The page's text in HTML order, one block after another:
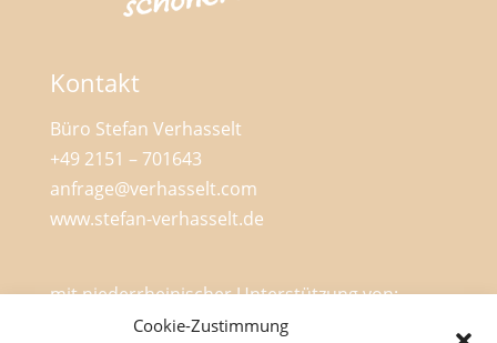
Cookie-Zustimmung
Kontakt
Büro Stefan Verhasselt
+49 2151 – 701643
anfrage@verhasselt.com
www.stefan-verhasselt.de
mit niederrheinischer Unterstützung von: